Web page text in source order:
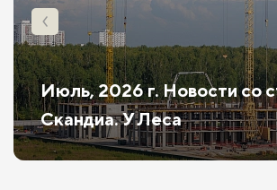
Июль, 2026 г. Новости со
Скандиа. У Леса